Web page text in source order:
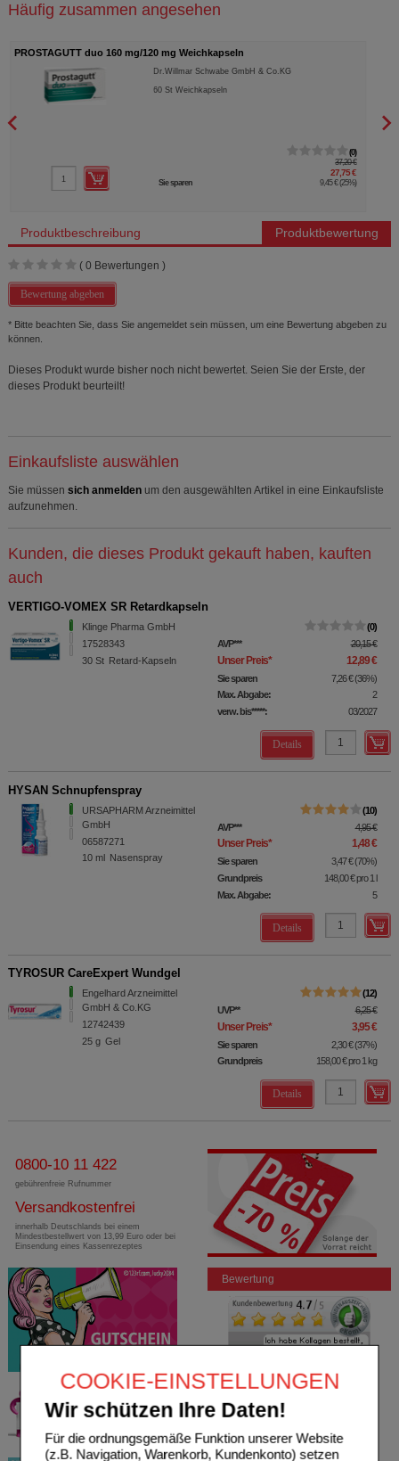
COOKIE-EINSTELLUNGEN
Wir schützen Ihre Daten!
Für die ordnungsgemäße Funktion unserer Website
(z.B. Navigation, Warenkorb, Kundenkonto) setzen
Häufig zusammen angesehen
PROSTAGUTT duo 160 mg/120 mg Weichkapseln
Dr.Willmar Schwabe GmbH & Co.KG
60St Weichkapseln
0
37,20 €
27,75 €
Sie sparen 9,45 € (25%)
Produktbeschreibung Produktbewertung
( 0 Bewertungen )
Bewertung abgeben
* Bitte beachten Sie, dass Sie angemeldet sein müssen, um eine Bewertung abgeben zu
können.
Dieses Produkt wurde bisher noch nicht bewertet. Seien Sie der Erste, der
dieses Produkt beurteilt!
Einkaufsliste auswählen
Sie müssen sich anmelden um den ausgewählten Artikel in eine Einkaufsliste
aufzunehmen.
Kunden, die dieses Produkt gekauft haben, kauften
auch
VERTIGO-VOMEX SR Retardkapseln
Klinge Pharma GmbH
17528343
30 St Retard-Kapseln
0
AVP*** 20,15 €
Unser Preis* 12,89 €
Sie sparen 7,26 € (36%)
Max. Abgabe:
2
verw. bis*****:
03/2027
Details
HYSAN Schnupfenspray
URSAPHARM Arzneimittel
GmbH
06587271
10 ml Nasenspray
10
AVP*** 4,95 €
Unser Preis* 1,48 €
Sie sparen 3,47 € (70%)
Grundpreis
148,00 €pro 1 l
Max. Abgabe:
5
Details
TYROSUR CareExpert Wundgel
Engelhard Arzneimittel
GmbH & Co.KG
12742439
25 g Gel
12
UVP** 6,25 €
Unser Preis* 3,95 €
Sie sparen 2,30 € (37%)
Grundpreis
158,00 €pro 1 kg
Details
0800-10 11 422
gebührenfreie Rufnummer
Versandkostenfrei
innerhalb Deutschlands bei einem
Mindestbestellwert von 13,99 Euro oder bei
Einsendung eines Kassenrezeptes
Bewertung